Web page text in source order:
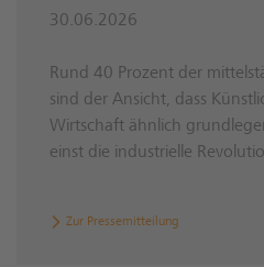
30.06.2026
Rund 40 Prozent der
sind der Ansicht, dass
Wirtschaft ähnlich
einst die industrielle
Zur Pressemitteilung